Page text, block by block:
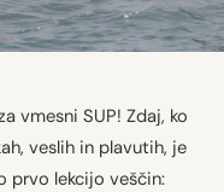
vmesni SUP! Zdaj, ko
veslih in plavutih, je
prvo lekcijo veščin: